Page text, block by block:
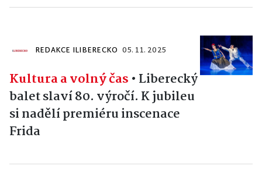
REDAKCE ILIBERECKO 05. 11. 2025
Kultura a volný čas • Liberecký
balet slaví 80. výročí. K jubileu
si nadělí premiéru inscenace
Frida